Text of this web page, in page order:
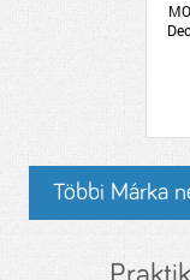
Többi Márka